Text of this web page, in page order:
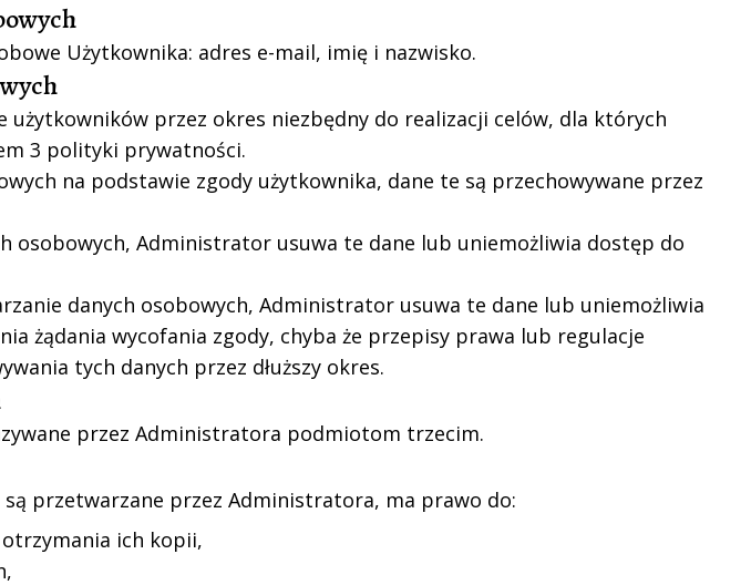
Użytkownika: adres e-mail, imię i nazwisko.
przez okres niezbędny do realizacji celów, dla których
3 polityki prywatności.
na podstawie zgody użytkownika, dane te są przechowywane przez
osobowych, Administrator usuwa te dane lub uniemożliwia dostęp do
danych osobowych, Administrator usuwa te dane lub uniemożliwia
żądania wycofania zgody, chyba że przepisy prawa lub regulacje
tych danych przez dłuższy okres.
przez Administratora podmiotom trzecim.
przetwarzane przez Administratora, ma prawo do:
ich kopii,